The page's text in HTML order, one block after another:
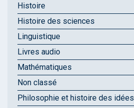
Histoire
Histoire des sciences
Linguistique
Livres audio
Mathématiques
Non classé
Philosophie et histoire des idées